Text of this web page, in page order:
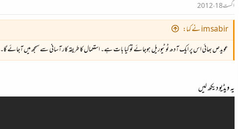
اگست 18، 2012
imsabir نے کہا:
عویدص بھائی اس پر ایک آدھ ٹوٹیوریل ہوجائے تو کیا بات ہے۔ استعمال کا طریقہ کار آسانی سے سمجھ میں آجائے گا۔
یہ ویڈیو دیکھ لیں